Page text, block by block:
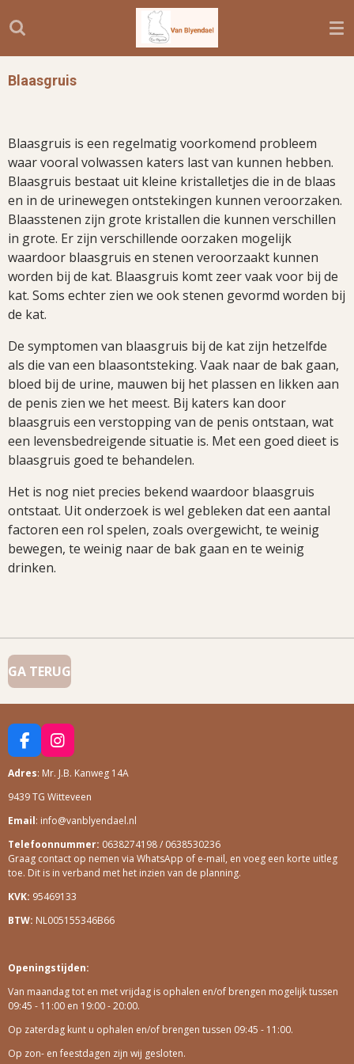
direct
naar
de
hoofdinhoud
Blaasgruis
Blaasgruis is een regelmatig voorkomend probleem
waar vooral volwassen katers last van kunnen hebben.
Blaasgruis bestaat uit kleine kristalletjes die in de blaas
en in de urinewegen ontstekingen kunnen veroorzaken.
Blaasstenen zijn grote kristallen die kunnen verschillen
in grote. Er zijn verschillende oorzaken mogelijk
waardoor blaasgruis en stenen veroorzaakt kunnen
worden bij de kat. Blaasgruis komt zeer vaak voor bij de
kat. Soms echter zien we ook stenen gevormd worden bij
de kat.
De symptomen van blaasgruis bij de kat zijn hetzelfde
als die van een blaasontsteking. Vaak naar de bak gaan,
bloed bij de urine, mauwen bij het plassen en likken aan
de penis zien we het meest. Bij katers kan door
blaasgruis een verstopping van de penis ontstaan, wat
een levensbedreigende situatie is. Met een goed dieet is
blaasgruis goed te behandelen.
Het is nog niet precies bekend waardoor blaasgruis
ontstaat. Uit onderzoek is wel gebleken dat een aantal
factoren een rol spelen, zoals overgewicht, te weinig
bewegen, te weinig naar de bak gaan en te weinig
drinken.
GA TERUG
F
A
C
E
B
O
O
K
I
N
S
T
A
G
A
M
Adres: Mr. J.B. Kanweg 14A
9439 TG Witteveen
Email: info@vanblyendael.nl
Telefoonnummer: 0638274198 / 0638530236
Graag contact op nemen via WhatsApp of e-mail, en voeg een korte uitleg
toe. Dit is in verband met het inzien van de planning.
KVK: 95469133
BTW: NL005155346B66
Openingstijden:
Van maandag tot en met vrijdag is ophalen en/of brengen mogelijk tussen
09:45 - 11:00 en 19:00 - 20:00.
Op zaterdag kunt u ophalen en/of brengen tussen 09:45 - 11:00.
Op zon- en feestdagen zijn wij gesloten.